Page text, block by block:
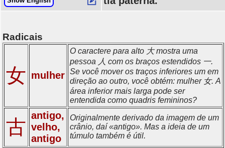
Radicais
女 mulher
O caractere para alto 大 mostra uma
pessoa 人 com os braços estendidos 一.
Se você mover os traços inferiores um em
direção ao outro, você obtém: mulher 女. A
área inferior mais larga pode ser
entendida como quadris femininos?
古
antigo,
velho,
antigo
Originalmente derivado da imagem de um
crânio, daí «antigo». Mas a ideia de um
túmulo também é útil.